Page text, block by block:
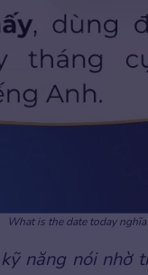
What is the date today
năng nói nhờ